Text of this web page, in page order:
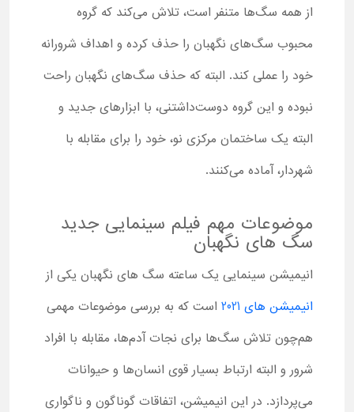
از همه سگ‌ها متنفر است، تلاش می‌کند که گروه
محبوب سگ‌های نگهبان را حذف کرده و اهداف شرورانه
خود را عملی کند. البته که حذف سگ‌های نگهبان راحت
نبوده و این گروه دوست‌داشتنی، با ابزارهای جدید و
البته یک ساختمان مرکزی نو، خود را برای مقابله با
شهردار، آماده می‌کنند.
موضوعات مهم فیلم سینمایی جدید
سگ های نگهبان
انیمیشن سینمایی یک ساعته سگ های نگهبان یکی از
انیمیشن های 2021
است که به بررسی موضوعات مهمی
هم‌چون تلاش سگ‌ها برای نجات آدم‌ها، مقابله با افراد
شرور و البته ارتباط بسیار قوی انسان‌ها و حیوانات
می‌پردازد. در این انیمیشن، اتفاقات گوناگون و ناگواری